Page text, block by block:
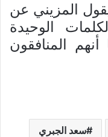
المزيني عن
الوحيدة
المنافقون
سعد الجبري